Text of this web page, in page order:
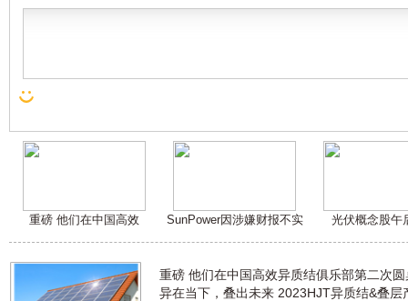
重磅 他们在中国高效 SunPower因涉嫌财报不实 光伏概念股午
重磅 他们在中国高效异质结俱乐部第二次
异在当下，叠出未来 2023HJT异质结&叠层